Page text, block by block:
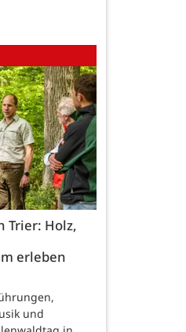
Trier: Holz,
erleben
und